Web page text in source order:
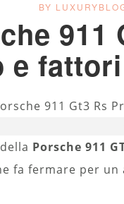
BY
911
e
Porsche 911
fa fermare per